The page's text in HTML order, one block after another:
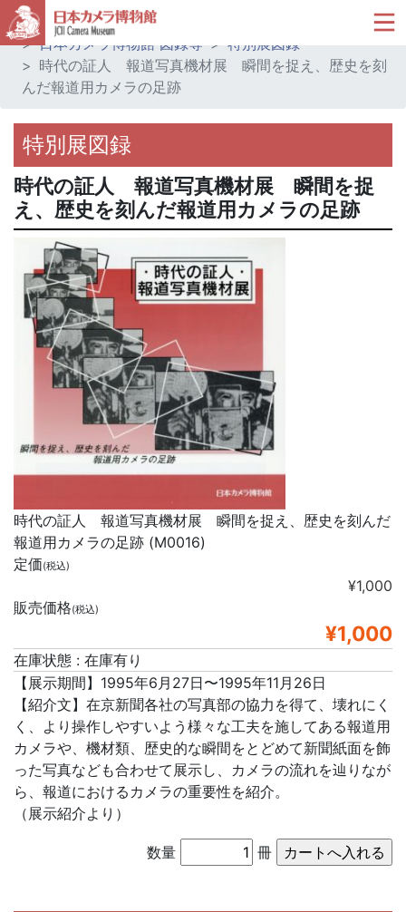
ホーム
ミュージアムショップ
日本カメラ博物館 図録等
特別展図録
時代の証人 報道写真機材展 瞬間を捉え、歴史を刻
んだ報道用カメラの足跡
特別展図録
時代の証人 報道写真機材展 瞬間を捉
え、歴史を刻んだ報道用カメラの足跡
時代の証人 報道写真機材展 瞬間を捉え、歴史を刻んだ
報道用カメラの足跡 (M0016)
定価(税込)
¥1,000
販売価格(税込)
¥1,000
在庫状態 : 在庫有り
【展示期間】1995年6月27日〜1995年11月26日
【紹介文】在京新聞各社の写真部の協力を得て、壊れにく
く、より操作しやすいよう様々な工夫を施してある報道用
カメラや、機材類、歴史的な瞬間をとどめて新聞紙面を飾
った写真なども合わせて展示し、カメラの流れを辿りなが
ら、報道におけるカメラの重要性を紹介。
（展示紹介より）
数量 冊